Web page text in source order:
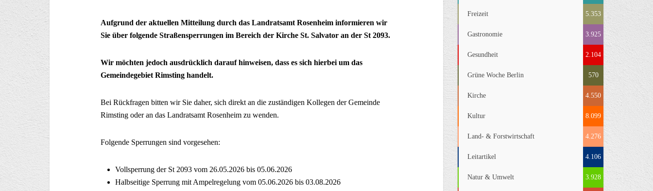
Aufgrund der aktuellen Mitteilung durch das Landratsamt Rosenheim informieren wir
Sie über folgende Straßensperrungen im Bereich der Kirche St. Salvator an der St 2093.
Wir möchten jedoch ausdrücklich darauf hinweisen, dass es sich hierbei um das
Gemeindegebiet Rimsting handelt.
Bei Rückfragen bitten wir Sie daher, sich direkt an die zuständigen Kollegen der Gemeinde
Rimsting oder an das Landratsamt Rosenheim zu wenden.
Folgende Sperrungen sind vorgesehen:
Vollsperrung der St 2093 vom 26.05.2026 bis 05.06.2026
Halbseitige Sperrung mit Ampelregelung vom 05.06.2026 bis 03.08.2026
Freizeit 5.353
Gastronomie 3.925
Gesundheit 2.104
Grüne Woche Berlin 570
Kirche 4.550
Kultur 8.099
Land- & Forstwirtschaft 4.276
Leitartikel 4.106
Natur & Umwelt 3.928